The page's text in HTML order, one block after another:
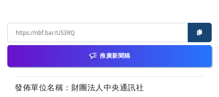
推廣新聞稿
發佈單位名稱：財團法人中央通訊社